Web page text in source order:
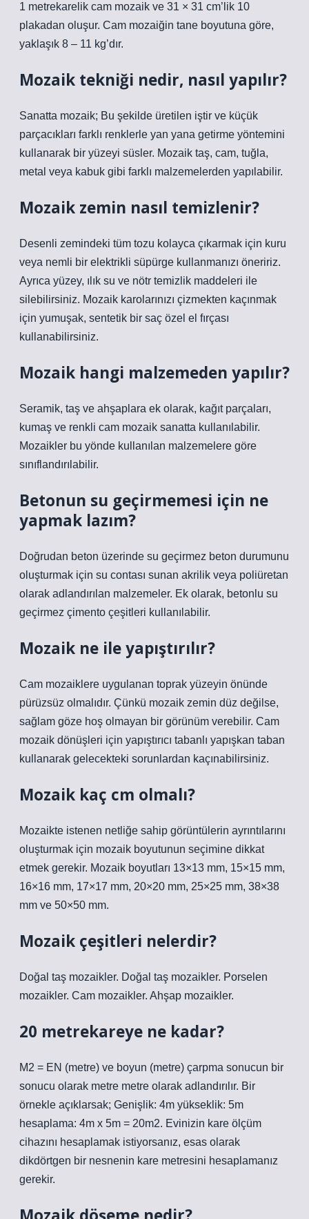
1 metrekarelik cam mozaik ve 31 × 31 cm’lik 10
plakadan oluşur. Cam mozaiğin tane boyutuna göre,
yaklaşık 8 – 11 kg’dır.
Mozaik tekniği nedir, nasıl yapılır?
Sanatta mozaik; Bu şekilde üretilen iştir ve küçük
parçacıkları farklı renklerle yan yana getirme yöntemini
kullanarak bir yüzeyi süsler. Mozaik taş, cam, tuğla,
metal veya kabuk gibi farklı malzemelerden yapılabilir.
Mozaik zemin nasıl temizlenir?
Desenli zemindeki tüm tozu kolayca çıkarmak için kuru
veya nemli bir elektrikli süpürge kullanmanızı öneririz.
Ayrıca yüzey, ılık su ve nötr temizlik maddeleri ile
silebilirsiniz. Mozaik karolarınızı çizmekten kaçınmak
için yumuşak, sentetik bir saç özel el fırçası
kullanabilirsiniz.
Mozaik hangi malzemeden yapılır?
Seramik, taş ve ahşaplara ek olarak, kağıt parçaları,
kumaş ve renkli cam mozaik sanatta kullanılabilir.
Mozaikler bu yönde kullanılan malzemelere göre
sınıflandırılabilir.
Betonun su geçirmemesi için ne
yapmak lazım?
Doğrudan beton üzerinde su geçirmez beton durumunu
oluşturmak için su contası sunan akrilik veya poliüretan
olarak adlandırılan malzemeler. Ek olarak, betonlu su
geçirmez çimento çeşitleri kullanılabilir.
Mozaik ne ile yapıştırılır?
Cam mozaiklere uygulanan toprak yüzeyin önünde
pürüzsüz olmalıdır. Çünkü mozaik zemin düz değilse,
sağlam göze hoş olmayan bir görünüm verebilir. Cam
mozaik dönüşleri için yapıştırıcı tabanlı yapışkan taban
kullanarak gelecekteki sorunlardan kaçınabilirsiniz.
Mozaik kaç cm olmalı?
Mozaikte istenen netliğe sahip görüntülerin ayrıntılarını
oluşturmak için mozaik boyutunun seçimine dikkat
etmek gerekir. Mozaik boyutları 13×13 mm, 15×15 mm,
16×16 mm, 17×17 mm, 20×20 mm, 25×25 mm, 38×38
mm ve 50×50 mm.
Mozaik çeşitleri nelerdir?
Doğal taş mozaikler. Doğal taş mozaikler. Porselen
mozaikler. Cam mozaikler. Ahşap mozaikler.
20 metrekareye ne kadar?
M2 = EN (metre) ve boyun (metre) çarpma sonucun bir
sonucu olarak metre metre olarak adlandırılır. Bir
örnekle açıklarsak; Genişlik: 4m yükseklik: 5m
hesaplama: 4m x 5m = 20m2. Evinizin kare ölçüm
cihazını hesaplamak istiyorsanız, esas olarak
dikdörtgen bir nesnenin kare metresini hesaplamanız
gerekir.